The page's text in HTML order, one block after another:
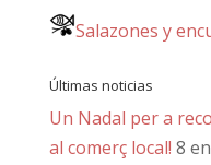
Salazones y
Últimas noticias
Un Nadal per a
al comerç local! 8